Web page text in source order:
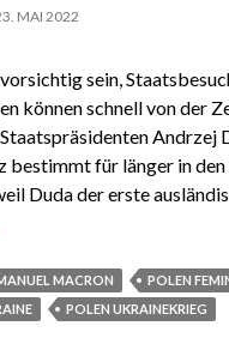
MAI 2022
sein,
können schnell von der
bestimmt für länger in
Duda der erste
Emma, Macron,
MACRON POLEN
POLEN UKRAINEKRIEG